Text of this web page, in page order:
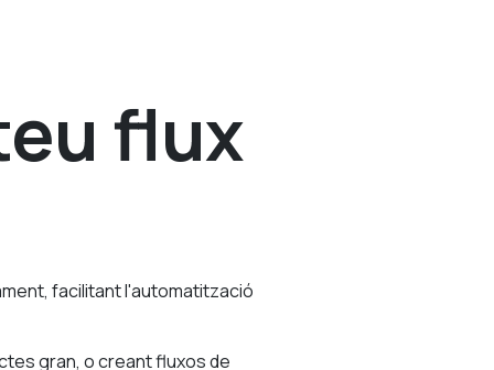
flux
facilitant l'automatització
gran, o creant fluxos de